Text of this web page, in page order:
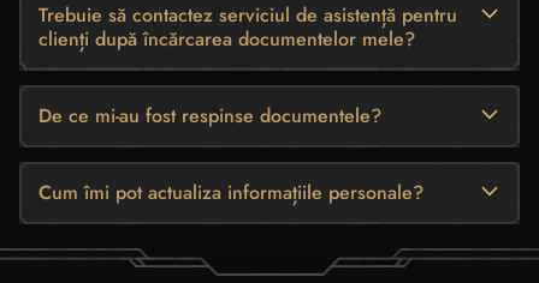
Trebuie să contactez serviciul de asistență pentru
clienți după încărcarea documentelor mele?
De ce mi-au fost respinse documentele?
Cum îmi pot actualiza informațiile personale?